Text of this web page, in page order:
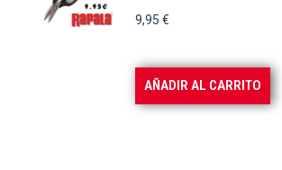
9,95 €
AÑADIR AL CARRITO